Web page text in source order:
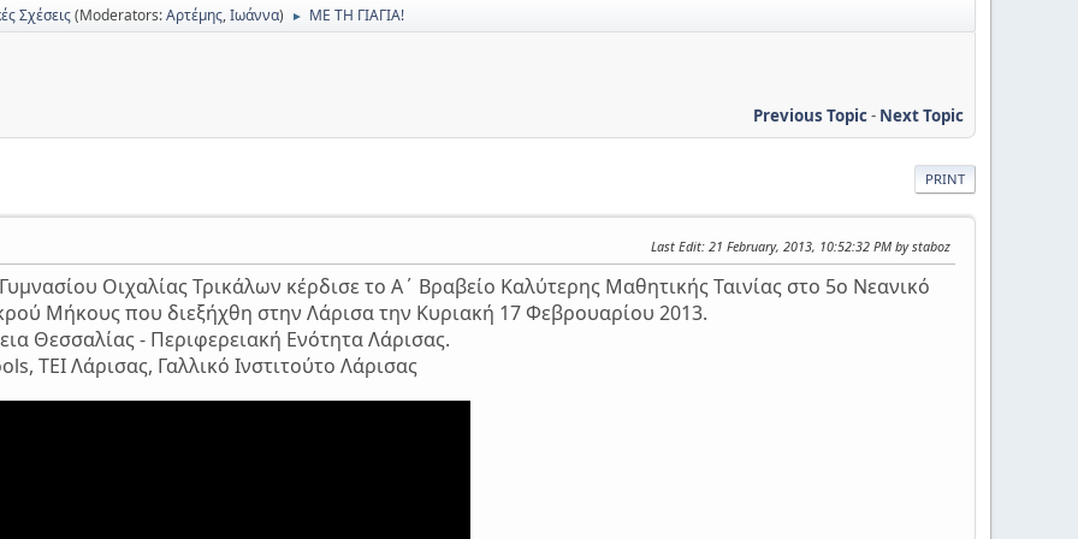
Σχέσεις(Moderators:Αρτέμης,Ιωάννα) ► ΜΕ ΤΗ ΓΙΑΓΙΑ!
Previous Topic- Next Topic
PRINT
Last Edit: 21 February, 2013, 10:52:32 PM by staboz
Οιχαλίας Τρικάλων κέρδισε το Α΄ Βραβείο Καλύτερης Μαθητικής Ταινίας στο 5ο Νεανικό
Μήκους που διεξήχθη στην Λάρισα την Κυριακή 17 Φεβρουαρίου 2013.
Θεσσαλίας - Περιφερειακή Ενότητα Λάρισας.
ΤΕΙ Λάρισας, Γαλλικό Ινστιτούτο Λάρισας